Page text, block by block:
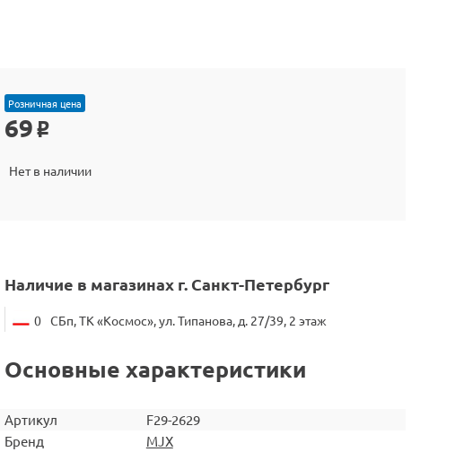
Розничная цена
69 o
Нет в наличии
Наличие в магазинах г. Санкт-Петербург
0 СБп, ТК «Космос», ул. Типанова, д. 27/39, 2 этаж
Основные характеристики
Артикул
F29-2629
Бренд
MJX